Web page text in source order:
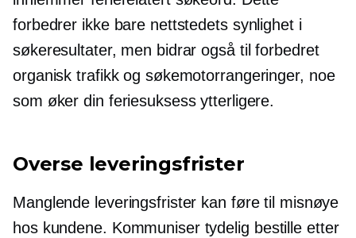
forbedrer ikke bare nettstedets synlighet i
søkeresultater, men bidrar også til forbedret
organisk trafikk og søkemotorrangeringer, noe
som øker din feriesuksess ytterligere.
Overse leveringsfrister
Manglende leveringsfrister kan føre til misnøye
hos kundene. Kommuniser tydelig bestille etter